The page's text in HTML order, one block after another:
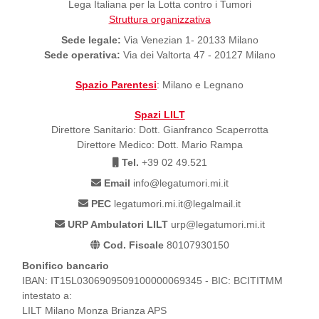
Lega Italiana per la Lotta contro i Tumori
Struttura organizzativa
Sede legale: Via Venezian 1- 20133 Milano
Sede operativa: Via dei Valtorta 47 - 20127 Milano
Spazio Parentesi: Milano e Legnano
Spazi LILT
Direttore Sanitario: Dott. Gianfranco Scaperrotta
Direttore Medico: Dott. Mario Rampa
Tel. +39 02 49.521
Email info@legatumori.mi.it
PEC legatumori.mi.it@legalmail.it
URP Ambulatori LILTurp@legatumori.mi.it
Cod. Fiscale80107930150
Bonifico bancario
IBAN: IT15L0306909509100000069345 - BIC: BCITITMM
intestato a:
LILT Milano Monza Brianza APS